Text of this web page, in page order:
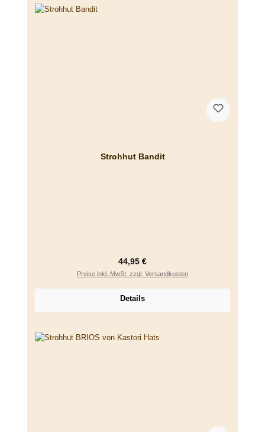
Strohhut Bandit
Regulärer Preis:
44,95 €
Preise inkl. MwSt. zzgl. Versandkosten
Details